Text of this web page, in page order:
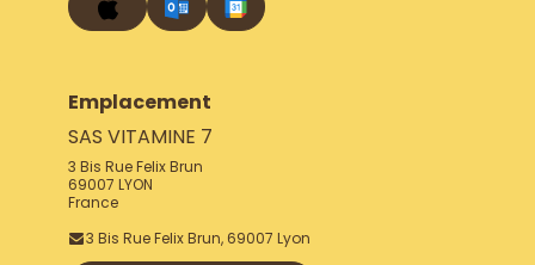
Emplacement
SAS VITAMINE 7
3 Bis Rue Felix Brun
69007 LYON
France
3 Bis Rue Felix Brun, 69007 Lyon